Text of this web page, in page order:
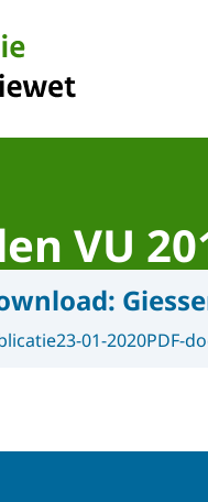
VU
23-01-2020PDF-